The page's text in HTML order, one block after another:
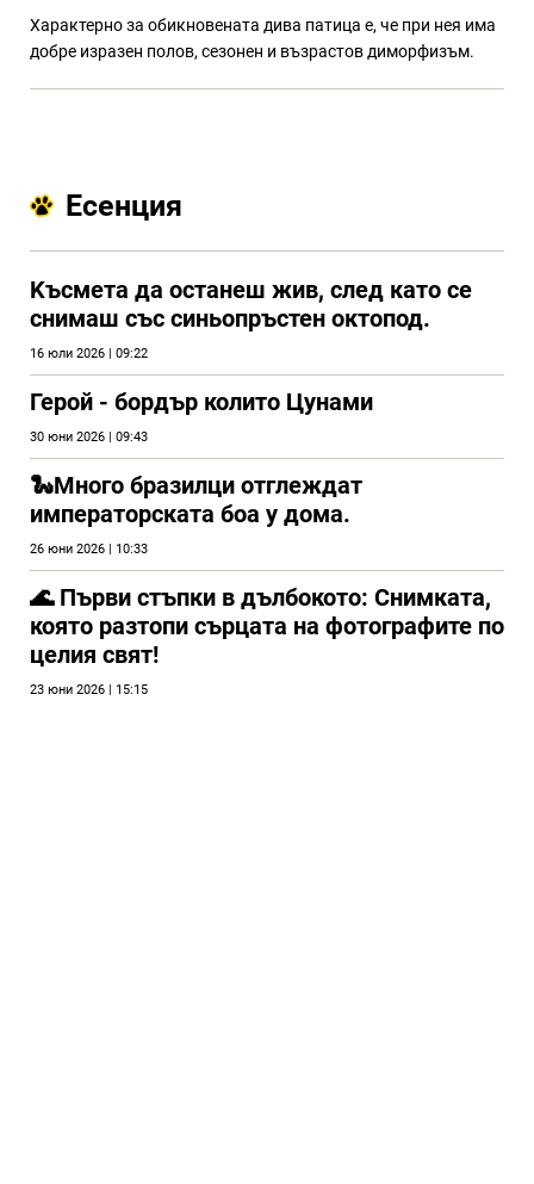
Характерно за обикновената дива патица е, че при нея има
добре изразен полов, сезонен и възрастов диморфизъм.
Есенция
Kъсмета да останеш жив, след като се
снимаш със синьопръстен октопод.
16 юли 2026 | 09:22
Герой - бордър колито Цунами
30 юни 2026 | 09:43
🐍Много бразилци отглеждат
императорската боа у дома.
26 юни 2026 | 10:33
🌊 Първи стъпки в дълбокото: Снимката,
която разтопи сърцата на фотографите по
целия свят!
23 юни 2026 | 15:15